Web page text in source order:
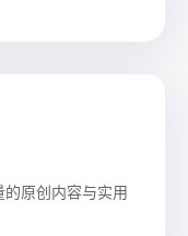
原创内容与实用